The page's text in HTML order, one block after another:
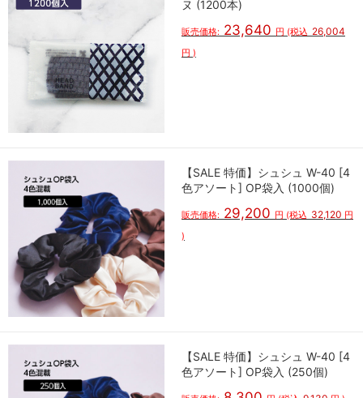
ヌ (1200本)
販売価格: 23,640 円 (税込 26,004
円 )
【SALE 特価】シュシュ W-40 [4
色アソート] OP袋入 (1000個)
販売価格: 29,200 円 (税込 32,120 円
)
【SALE 特価】シュシュ W-40 [4
色アソート] OP袋入 (250個)